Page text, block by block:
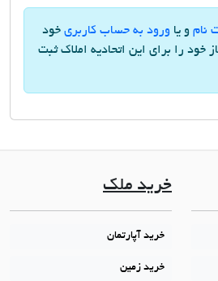
نام و یا ورود به حساب کاربری خود
خود را برای این اتحادیه املاک ثبت
خرید ملک
خرید آپارتمان
خرید زمین